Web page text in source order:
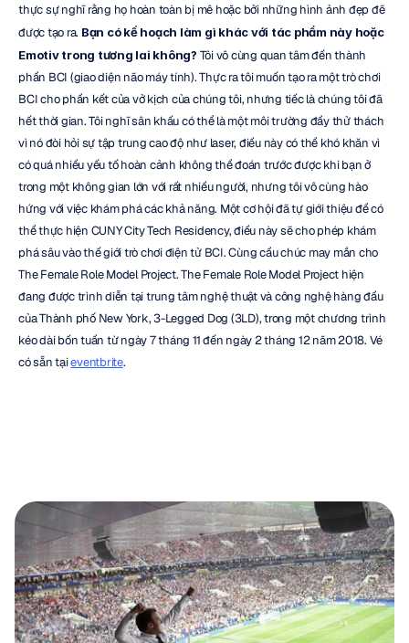
thực sự nghĩ rằng họ hoàn toàn bị mê hoặc bởi những hình ảnh đẹp đẽ
được tạo ra. Bạn có kế hoạch làm gì khác với tác phẩm này hoặc
Emotiv trong tương lai không? Tôi vô cùng quan tâm đến thành
phần BCI (giao diện não máy tính). Thực ra tôi muốn tạo ra một trò chơi
BCI cho phần kết của vở kịch của chúng tôi, nhưng tiếc là chúng tôi đã
hết thời gian. Tôi nghĩ sân khấu có thể là một môi trường đầy thử thách
vì nó đòi hỏi sự tập trung cao độ như laser, điều này có thể khó khăn vì
có quá nhiều yếu tố hoàn cảnh không thể đoán trước được khi bạn ở
trong một không gian lớn với rất nhiều người, nhưng tôi vô cùng hào
hứng với việc khám phá các khả năng. Một cơ hội đã tự giới thiệu để có
thể thực hiện CUNY City Tech Residency, điều này sẽ cho phép khám
phá sâu vào thế giới trò chơi điện tử BCI. Cùng cầu chúc may mắn cho
The Female Role Model Project. The Female Role Model Project hiện
đang được trình diễn tại trung tâm nghệ thuật và công nghệ hàng đầu
của Thành phố New York, 3-Legged Dog (3LD), trong một chương trình
kéo dài bốn tuần từ ngày 7 tháng 11 đến ngày 2 tháng 12 năm 2018. Vé
có sẵn tại eventbrite.